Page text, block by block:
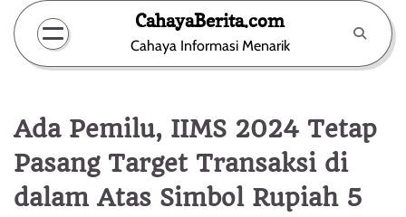
Skip
content
CahayaBerita.com
Cahaya Informasi Menarik
Ada Pemilu, IIMS 2024 Tetap
Pasang Target Transaksi di
dalam Atas Simbol Rupiah 5